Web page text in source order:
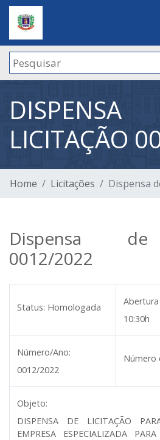
LICITAÇÃO
Home Licitações Dispensa
Dispensa
0012/2022
Status: Homologada
Abertura
10:30h
Número/Ano:
0012/2022
Número
Objeto:
DISPENSA DE LICITAÇÃO
EMPRESA ESPECIALIZADA